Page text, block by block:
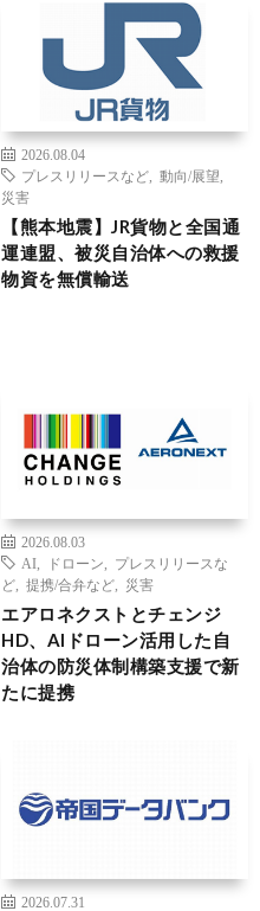
2026.08.04
プレスリリースなど
動向/展望
災害
【熊本地震】JR貨物と全国通
運連盟、被災自治体への救援
物資を無償輸送
2026.08.03
AI
ドローン
プレスリリースな
ど
提携/合弁など 災害
エアロネクストとチェンジ
HD、AIドローン活用した自
治体の防災体制構築支援で新
たに提携
2026.07.31